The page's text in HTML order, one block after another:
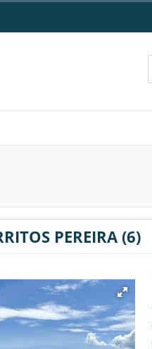
PEREIRA (6)